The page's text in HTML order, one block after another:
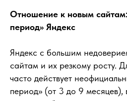
Отношение к новым
период» Яндекс
Яндекс с большим
сайтам и их резкому росту.
часто действует
период» (от 3 до 9 месяцев),